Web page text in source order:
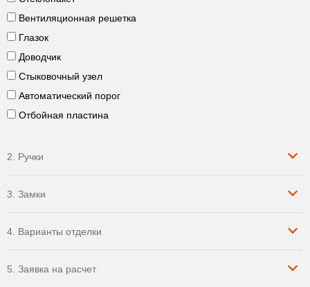
Вентиляционная решетка
Глазок
Доводчик
Стыковочный узел
Автоматический порог
Отбойная пластина
2. Ручки
3. Замки
4. Варианты отделки
5. Заявка на расчет